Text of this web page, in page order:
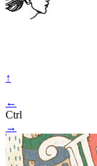
↑
←
Ctrl
→